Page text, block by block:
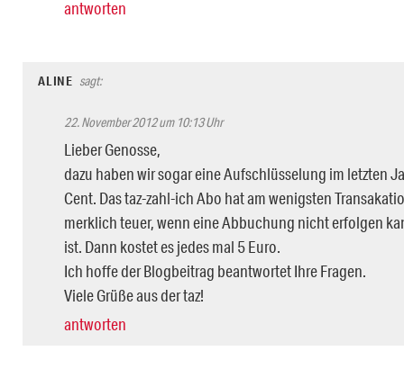
antworten
ALINE sagt:
22. November 2012 um 10:13 Uhr
Lieber Genosse,
dazu haben wir sogar eine Aufschlüsselung im letzten
Cent. Das taz-zahl-ich Abo hat am wenigsten
merklich teuer, wenn eine Abbuchung nicht erfolgen
ist. Dann kostet es jedes mal 5 Euro.
Ich hoffe der Blogbeitrag beantwortet Ihre Fragen.
Viele Grüße aus der taz!
antworten